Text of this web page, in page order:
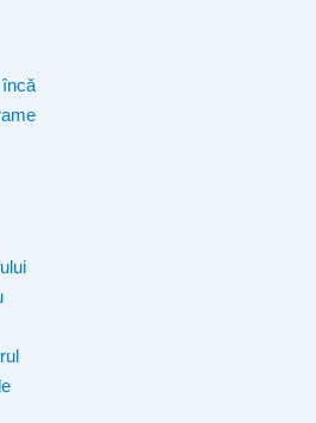
încă